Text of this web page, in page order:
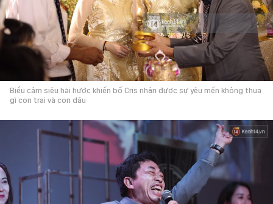
Biểu cảm siêu hài hước khiến bố Cris nhận được sự yêu mến không thua
gì con trai và con dâu